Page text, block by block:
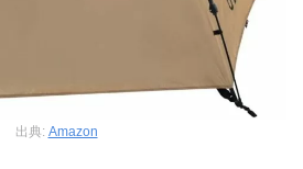
出典: Amazon